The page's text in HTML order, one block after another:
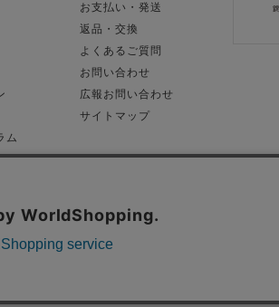
ム
お支払い・発送
返品・交換
よくあるご質問
お問い合わせ
広報お問い合わせ
サイトマップ